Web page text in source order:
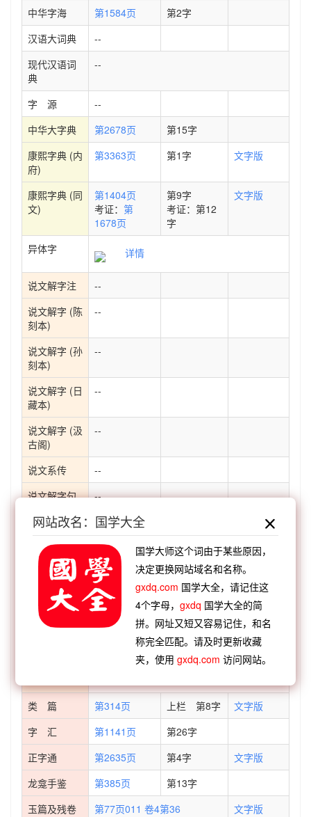
中华字海
第1584页
第2字
汉语大词典
--
现代汉语词
典
--
字 源
--
中华大字典
第2678页
第15字
康熙字典 (内
府)
第3363页 第1字 文字版
康熙字典 (同
文)
第1404页
考证： 第
1678页
第9字
考证：第12
字
文字版
异体字 详情
说文解字注
--
说文解字 (陈
刻本)
--
说文解字 (孙
刻本)
--
说文解字 (日
藏本)
--
说文解字 (汲
古阁)
--
说文系传
--
说文解字句
--
说文通训定
--
说文解字义
--
说文解字诂
--
类 篇
第314页 上栏 第8字
文字版
字 汇
第1141页
第26字
正字通
第2635页 第4字
文字版
龙龛手鉴
第385页
第13字
玉篇及残卷
第77页011 卷4第36
文字版
网站改名：国学大全
国学大师这个词由于某些原因，
决定更换网站域名和名称。
gxdq.com 国学大全，请记住这
4个字母，gxdq 国学大全的简
拼。网址又短又容易记住，和名
称完全匹配。请及时更新收藏
夹，使用gxdq.com 访问网站。